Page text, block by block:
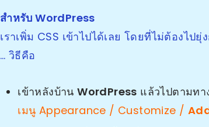
สำหรับ WordPress
เราเพิ่ม CSS เข้าไปได้เลย โดยที่ไม่ต้องไป
… วิธีคือ
เข้าหลังบ้านWordPress แล้วไปตามท
เมนู Appearance / Customize /